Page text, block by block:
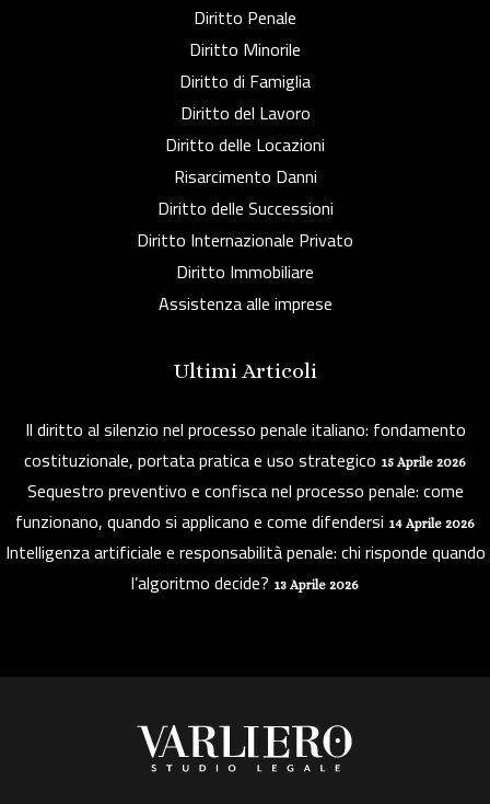
Diritto Penale
Diritto Minorile
Diritto di Famiglia
Diritto del Lavoro
Diritto delle Locazioni
Risarcimento Danni
Diritto delle Successioni
Diritto Internazionale Privato
Diritto Immobiliare
Assistenza alle imprese
Ultimi Articoli
Il diritto al silenzio nel processo penale italiano: fondamento
costituzionale, portata pratica e uso strategico 15 Aprile 2026
Sequestro preventivo e confisca nel processo penale: come
funzionano, quando si applicano e come difendersi 14 Aprile 2026
Intelligenza artificiale e responsabilità penale: chi risponde quando
l’algoritmo decide? 13 Aprile 2026